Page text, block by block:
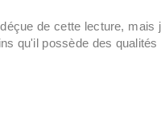
de cette lecture,
qu'il possède des